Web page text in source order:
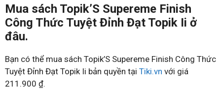
Mua sách Topik’S Supereme Finish
Công Thức Tuyệt Đỉnh Đạt Topik Ii ở
đâu.
Bạn có thể mua sách Topik’S Supereme Finish Công Thức
Tuyệt Đỉnh Đạt Topik Ii bản quyền tại Tiki.vn với giá
211.900 ₫.